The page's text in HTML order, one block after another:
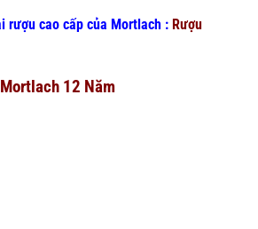
rượu cao cấp của Mortlach : Rượu
12 Năm